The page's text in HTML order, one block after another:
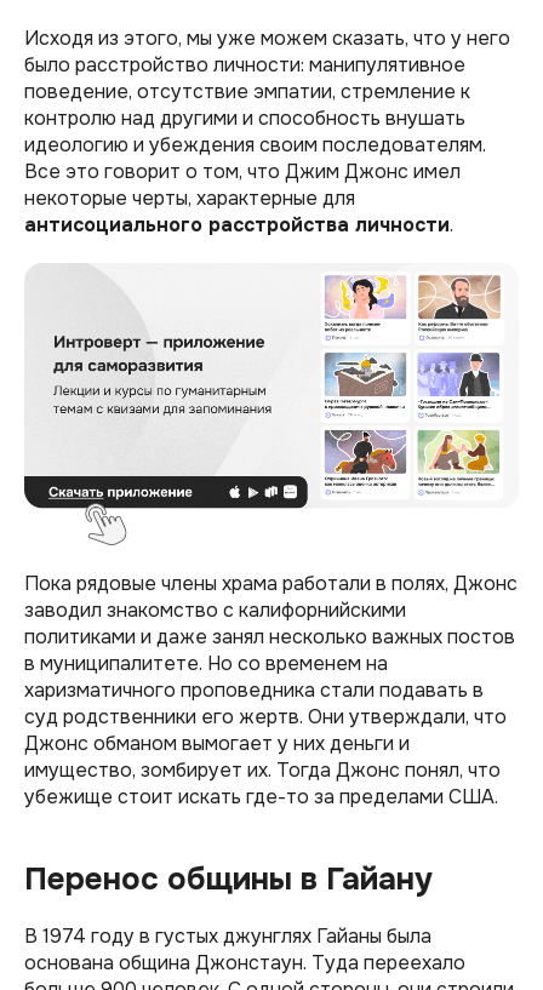
Исходя из этого, мы уже можем сказать, что у него
было расстройство личности: манипулятивное
поведение, отсутствие эмпатии, стремление к
контролю над другими и способность внушать
идеологию и убеждения своим последователям.
Все это говорит о том, что Джим Джонс имел
некоторые черты, характерные для
антисоциального расстройства личности.
Пока рядовые члены храма работали в полях, Джонс
заводил знакомство с калифорнийскими
политиками и даже занял несколько важных постов
в муниципалитете. Но со временем на
харизматичного проповедника стали подавать в
суд родственники его жертв. Они утверждали, что
Джонс обманом вымогает у них деньги и
имущество, зомбирует их. Тогда Джонс понял, что
убежище стоит искать где-то за пределами США.
Перенос общины в Гайану
В 1974 году в густых джунглях Гайаны была
основана община Джонстаун. Туда переехало